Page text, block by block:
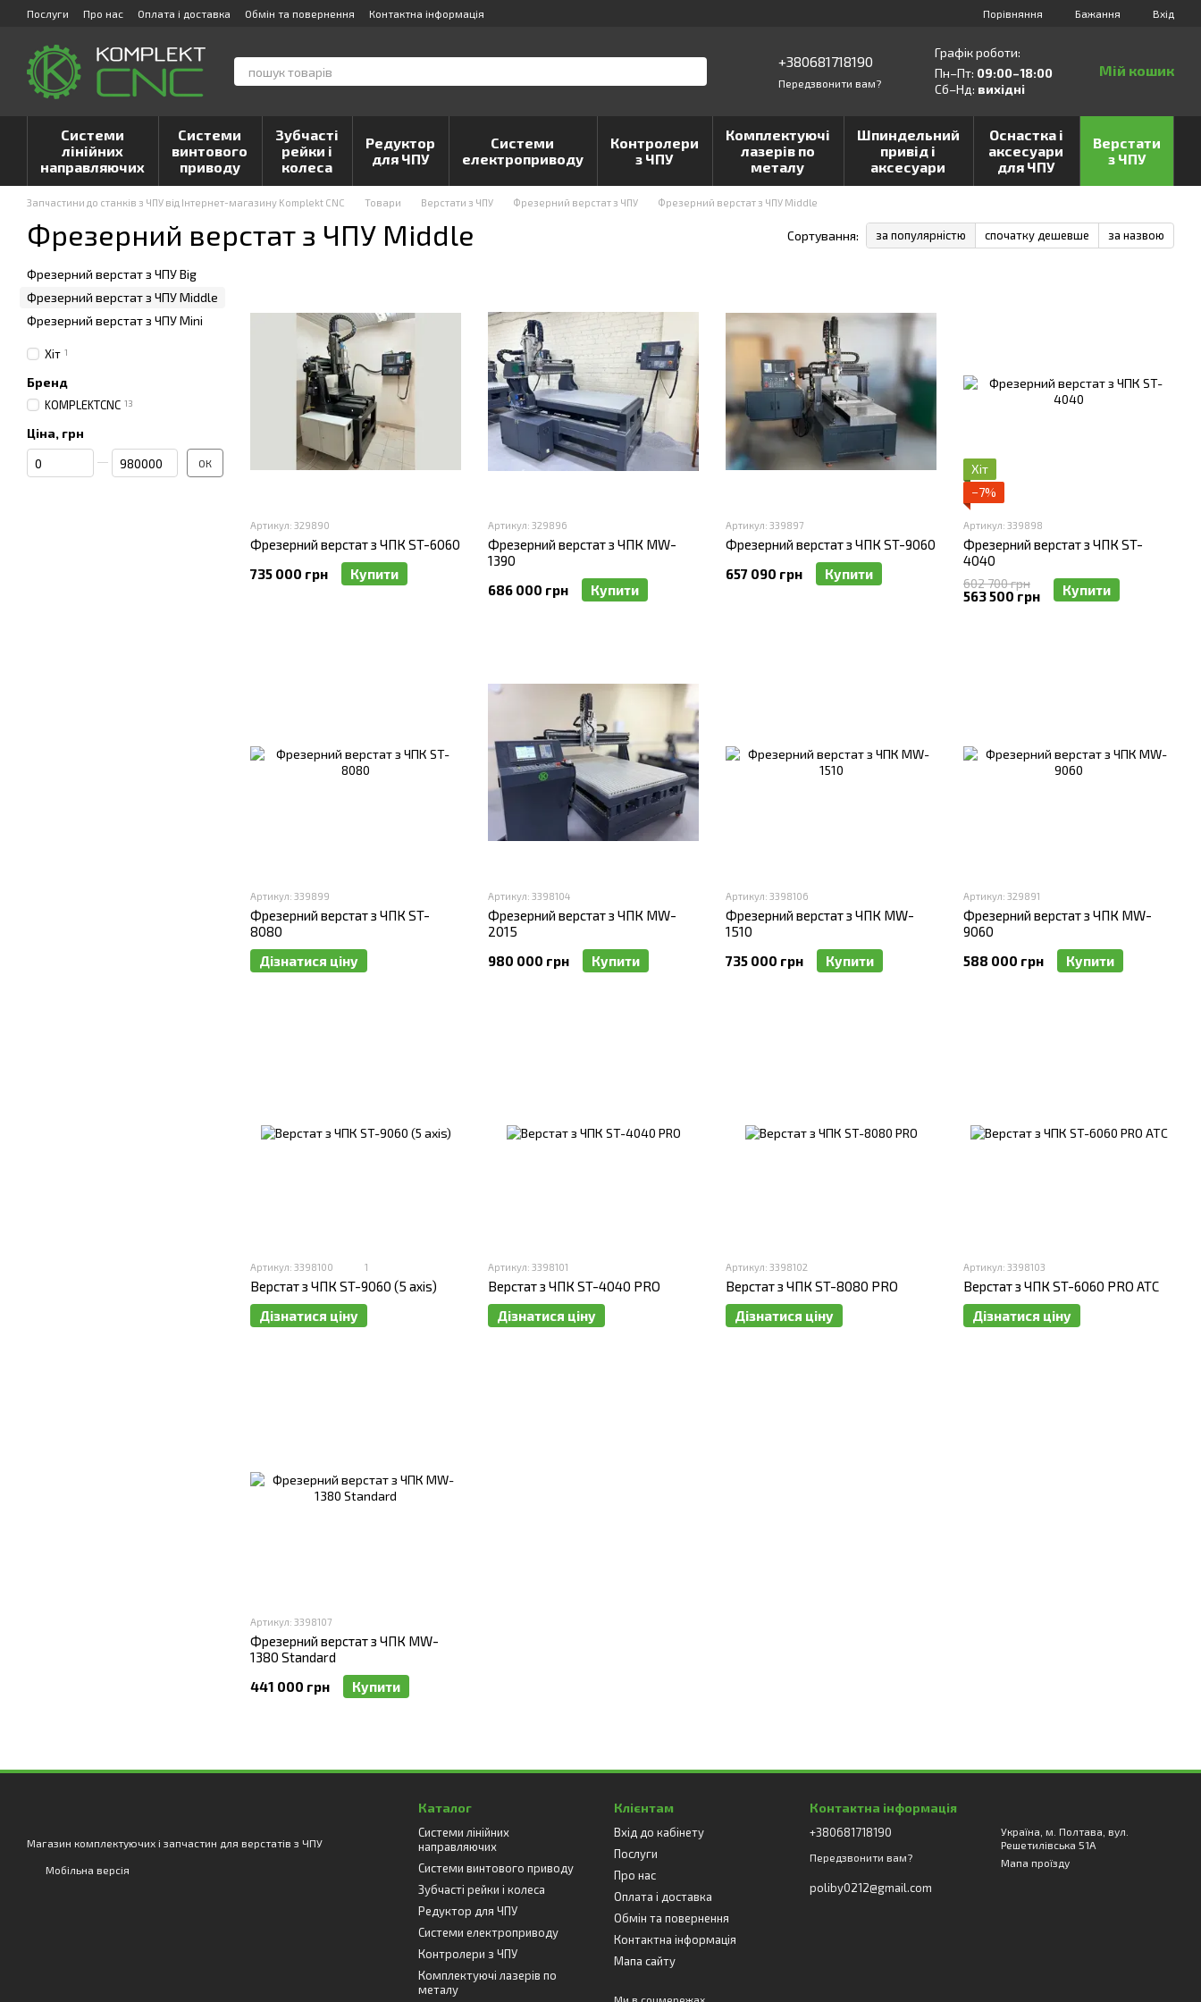
Перейти до основного контенту
Послуги Про нас Оплата і доставка Обмін та повернення Контактна інформація Порівняння Бажання Вхід
+380681718190
Передзвонити вам?
Графік роботи:
Пн–Пт: 09:00–18:00
Сб–Нд: вихідні
Мій кошик
Системи
лінійних
направляючих
Системи
винтового
приводу
Зубчасті
рейки і
колеса
Редуктор
для ЧПУ
Системи
електроприводу
Контролери
з ЧПУ
Комплектуючі
лазерів по
металу
Шпиндельний
привід і
аксесуари
Оснастка і
аксесуари
для ЧПУ
Верстати
з ЧПУ
Запчастини до станків з ЧПУ від Інтернет-магазину Komplekt CNC Товари Верстати з ЧПУ Фрезерний верстат з ЧПУ Фрезерний верстат з ЧПУ Middle
Фрезерний верстат з ЧПУ Middle Сортування: за популярністю спочатку дешевше за назвою
Артикул: 329890
Фрезерний верстат з ЧПК ST-6060
735 000 грн
Купити
Артикул: 329896
Фрезерний верстат з ЧПК MW-
1390
686 000 грн
Купити
Артикул: 339897
Фрезерний верстат з ЧПК ST-9060
657 090 грн
Купити
Хіт
−7%
Артикул: 339898
Фрезерний верстат з ЧПК ST-
4040
602 700 грн
563 500 грн Купити
Артикул: 339899
Фрезерний верстат з ЧПК ST-
8080
Дізнатися ціну
Артикул: 3398104
Фрезерний верстат з ЧПК MW-
2015
980 000 грн
Купити
Артикул: 3398106
Фрезерний верстат з ЧПК MW-
1510
735 000 грн
Купити
Артикул: 329891
Фрезерний верстат з ЧПК MW-
9060
588 000 грн
Купити
Артикул: 3398100 1
Верстат з ЧПК ST-9060 (5 axis)
Дізнатися ціну
Артикул: 3398101
Верстат з ЧПК ST-4040 PRO
Дізнатися ціну
Артикул: 3398102
Верстат з ЧПК ST-8080 PRO
Дізнатися ціну
Артикул: 3398103
Верстат з ЧПК ST-6060 PRO ATC
Дізнатися ціну
Артикул: 3398107
Фрезерний верстат з ЧПК MW-
1380 Standard
441 000 грн
Купити
Фрезерний верстат з ЧПУ Big
Фрезерний верстат з ЧПУ Middle
Фрезерний верстат з ЧПУ Mini
Хіт 1
Бренд
KOMPLEKTCNC 13
Ціна, грн
Від Ціна, грн
До Ціна, грн ОК
Магазин комплектуючих і запчастин для верстатів з ЧПУ
Мобільна версія
Каталог
Системи лінійних
направляючих
Системи винтового приводу
Зубчасті рейки і колеса
Редуктор для ЧПУ
Системи електроприводу
Контролери з ЧПУ
Комплектуючі лазерів по
металу
Клієнтам
Вхід до кабінету
Послуги
Про нас
Оплата і доставка
Обмін та повернення
Контактна інформація
Мапа сайту
Контактна інформація
+380681718190
Передзвонити вам?
poliby0212@gmail.com
Україна, м. Полтава, вул.
Решетилівська 51А
Мапа проїзду